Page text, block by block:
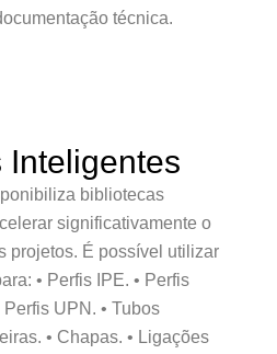
técnica.
Inteligentes
bibliotecas
significativamente o
projetos. É possível utilizar
• Perfis IPE. • Perfis
Perfis UPN. • Tubos
• Chapas. • Ligações